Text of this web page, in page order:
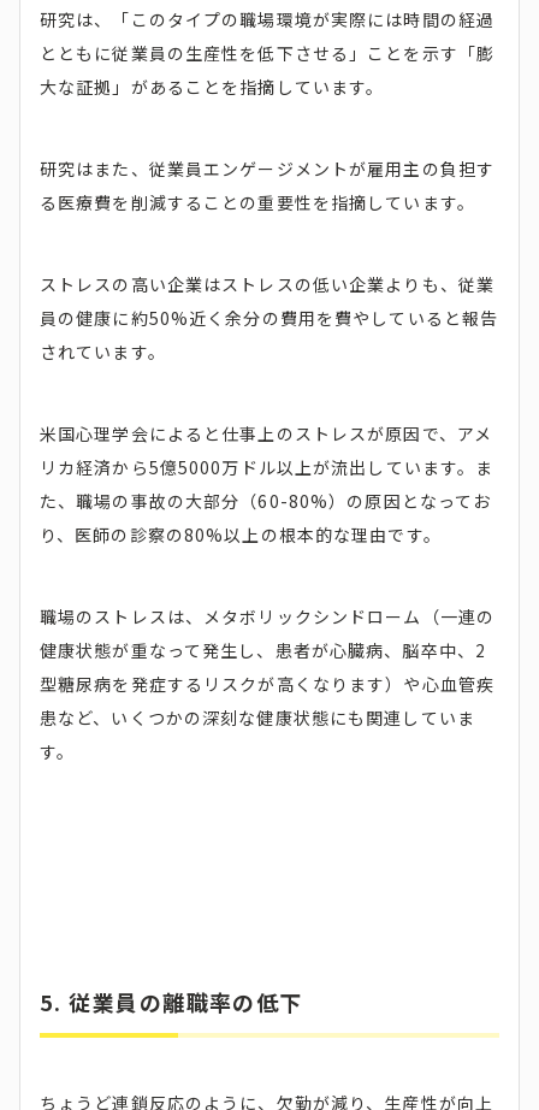
研究は、「このタイプの職場環境が実際には時間の経過
とともに従業員の生産性を低下させる」ことを示す「膨
大な証拠」があることを指摘しています。
研究はまた、従業員エンゲージメントが雇用主の負担す
る医療費を削減することの重要性を指摘しています。
ストレスの高い企業はストレスの低い企業よりも、従業
員の健康に約50%近く余分の費用を費やしていると報告
されています。
米国心理学会によると仕事上のストレスが原因で、アメ
リカ経済から5億5000万ドル以上が流出しています。ま
た、職場の事故の大部分（60-80%）の原因となってお
り、医師の診察の80%以上の根本的な理由です。
職場のストレスは、メタボリックシンドローム（一連の
健康状態が重なって発生し、患者が心臓病、脳卒中、2
型糖尿病を発症するリスクが高くなります）や心血管疾
患など、いくつかの深刻な健康状態にも関連していま
す。
5. 従業員の離職率の低下
ちょうど連鎖反応のように、欠勤が減り、生産性が向上